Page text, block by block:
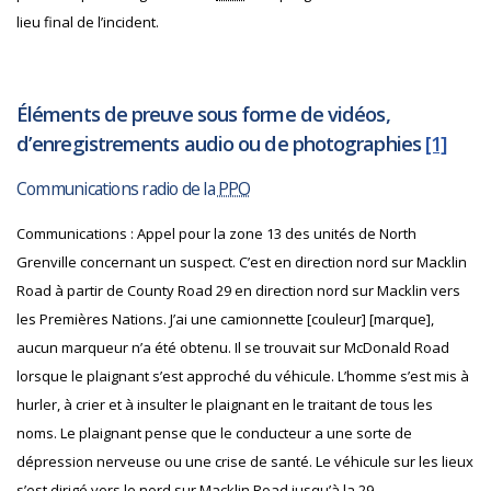
lieu final de l’incident.
Éléments de preuve sous forme de vidéos,
d’enregistrements audio ou de photographies [1]
Communications radio de laPPO
Communications : Appel pour la zone 13 des unités de North
Grenville concernant un suspect. C’est en direction nord sur Macklin
Road à partir de County Road 29 en direction nord sur Macklin vers
les Premières Nations. J’ai une camionnette [couleur] [marque],
aucun marqueur n’a été obtenu. Il se trouvait sur McDonald Road
lorsque le plaignant s’est approché du véhicule. L’homme s’est mis à
hurler, à crier et à insulter le plaignant en le traitant de tous les
noms. Le plaignant pense que le conducteur a une sorte de
dépression nerveuse ou une crise de santé. Le véhicule sur les lieux